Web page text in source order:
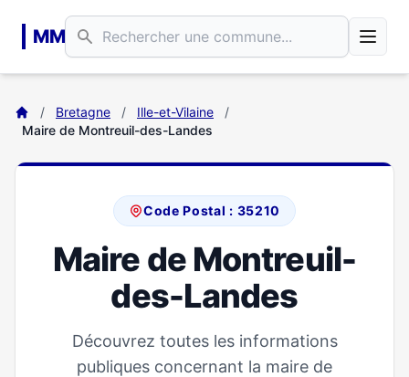
MM
/ Bretagne / Ille-et-Vilaine
/
Maire de Montreuil-des-Landes
Code Postal : 35210
Maire de Montreuil-
des-Landes
Découvrez toutes les informations
publiques concernant la maire de